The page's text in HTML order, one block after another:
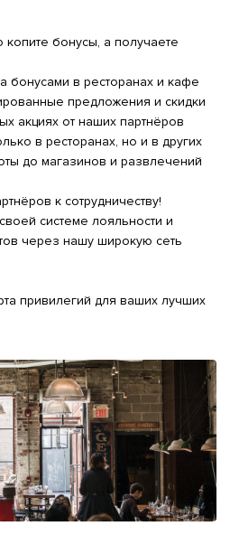
бонусы, а получаете
бонусами в ресторанах и кафе
предложения и скидки
акциях от наших партнёров
в ресторанах, но и в других
до магазинов и развлечений
к сотрудничеству!
системе лояльности и
через нашу широкую сеть
привилегий для ваших лучших